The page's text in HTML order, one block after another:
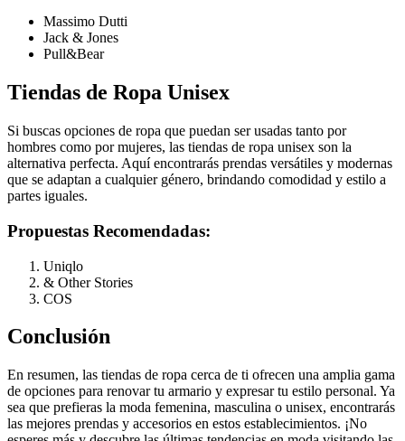
Massimo Dutti
Jack & Jones
Pull&Bear
Tiendas de Ropa Unisex
Si buscas opciones de ropa que puedan ser usadas tanto por
hombres como por mujeres, las tiendas de ropa unisex son la
alternativa perfecta. Aquí encontrarás prendas versátiles y modernas
que se adaptan a cualquier género, brindando comodidad y estilo a
partes iguales.
Propuestas Recomendadas:
Uniqlo
& Other Stories
COS
Conclusión
En resumen, las tiendas de ropa cerca de ti ofrecen una amplia gama
de opciones para renovar tu armario y expresar tu estilo personal. Ya
sea que prefieras la moda femenina, masculina o unisex, encontrarás
las mejores prendas y accesorios en estos establecimientos. ¡No